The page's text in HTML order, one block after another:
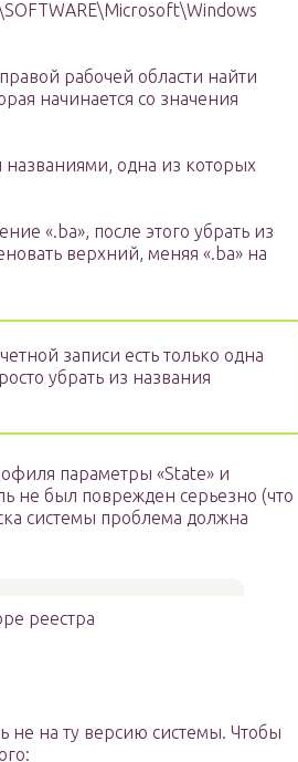
рабочей области найти
начинается со значения
одна из которых
«.ba», после этого убрать из
верхний, меняя «.ba» на
записи есть только одна
убрать из названия
параметры «State» и
не был поврежден серьезно (что
системы проблема должна
реестра
не на ту версию системы. Чтобы